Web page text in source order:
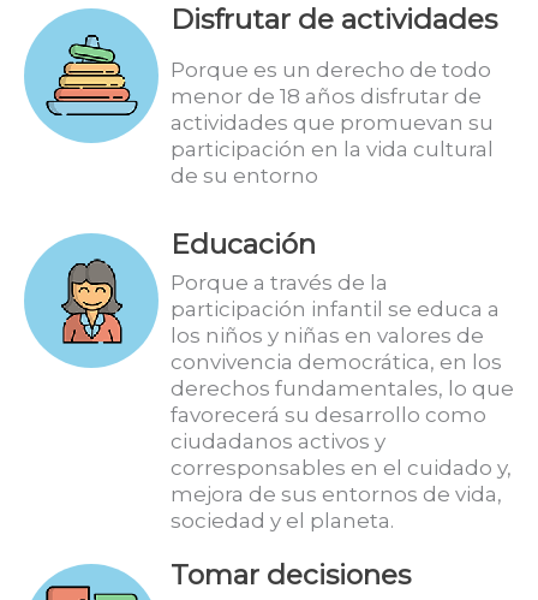
Disfrutar de actividades
Porque es un derecho de todo
menor de 18 años disfrutar de
actividades que promuevan su
participación en la vida cultural
de su entorno
Educación
Porque a través de la
participación infantil se educa a
los niños y niñas en valores de
convivencia democrática, en los
derechos fundamentales, lo que
favorecerá su desarrollo como
ciudadanos activos y
corresponsables en el cuidado y,
mejora de sus entornos de vida,
sociedad y el planeta.
Tomar decisiones